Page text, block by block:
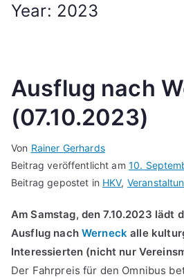
Year: 2023
Ausflug nach
(07.10.2023)
Von Rainer Gerhards
Beitrag veröffentlicht am 10.
Beitrag gepostet in HKV,
Am Samstag, den 7.10.2023 lädt
Ausflug nach Werneck alle
Interessierten (nicht nur
Der Fahrpreis für den Omnibus